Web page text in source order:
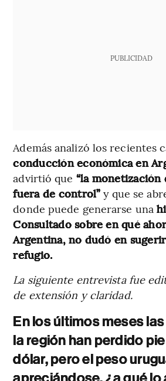
PUBLICIDAD
Además analizó los recientes
conducción económica en
advirtió que “la
fuera de control”y que se
donde puede generarse una
Consultado sobre en qué
Argentina, no dudó en
refugio.
La siguiente entrevista fue
de extensión y claridad.
En los últimos meses
la región han perdido
dólar, pero el peso